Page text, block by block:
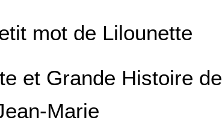
mot de Lilounette
et Grande Histoire de
Marie